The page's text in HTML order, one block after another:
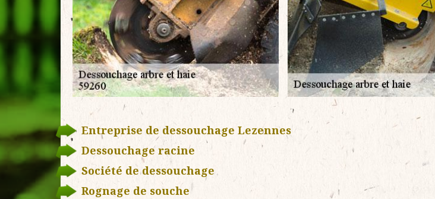
Entreprise de dessouchage Lezennes
Dessouchage racine
Société de dessouchage
Rognage de souche